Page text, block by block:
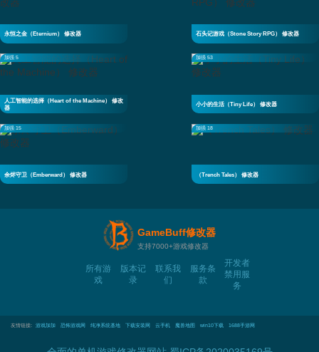
永恒之金（Eternium） 修改器 石头记游戏（Stone Story RPG） 修改器
加强 5
人工智能的选择（Heart of the Machine） 修改
器
加强 53
小小的生活（Tiny Life） 修改器
加强 15
余烬守卫（Emberward） 修改器
加强 18
（Trench Tales） 修改器
GameBuff修改器
支持7000+游戏修改器
所有游
戏
版本记
录
联系我
们
服务条
款
开发者
禁用服
务
友情链接: 游戏加加 恐怖游戏网 纯净系统基地 下载安装网 云手机 魔兽地图 win10下载 1688手游网